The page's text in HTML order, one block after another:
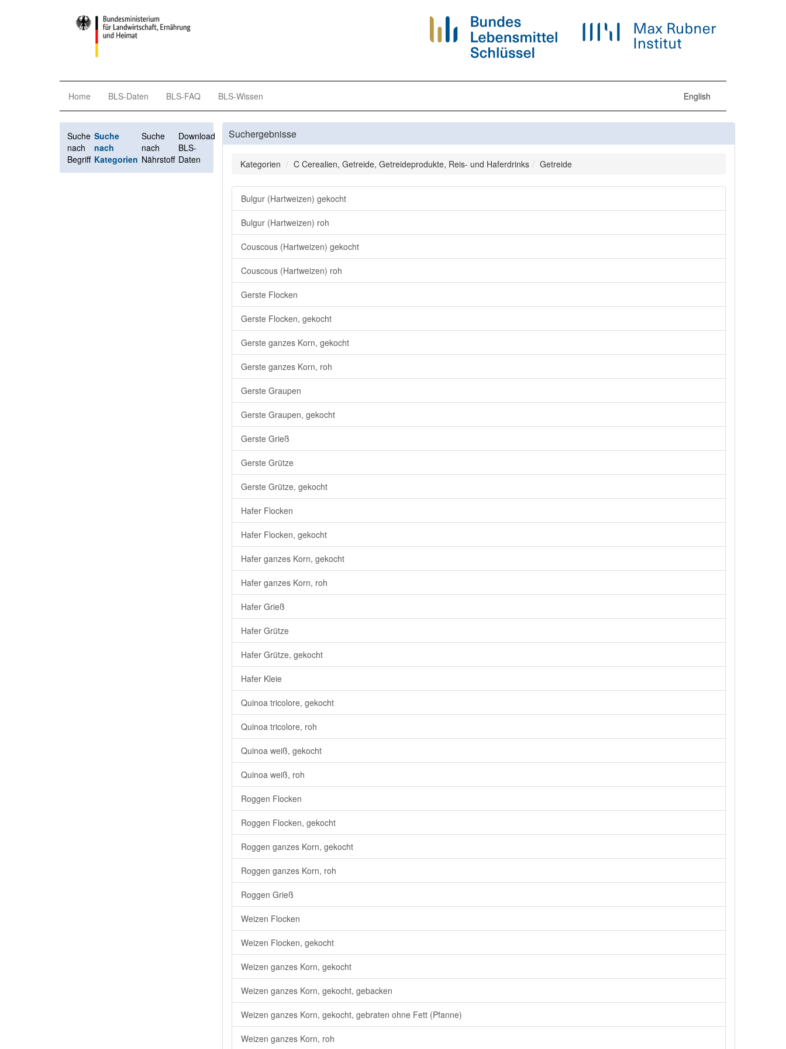
Home BLS-Daten BLS-FAQ BLS-Wissen English
Suche
nach
Begriff
Suche
nach
Kategorien
Suche
nach
Nährstoff
Download
BLS-
Daten
Suchergebnisse
Kategorien C Cerealien, Getreide, Getreideprodukte, Reis- und Haferdrinks Getreide
Bulgur (Hartweizen) gekocht
Bulgur (Hartweizen) roh
Couscous (Hartweizen) gekocht
Couscous (Hartweizen) roh
Gerste Flocken
Gerste Flocken, gekocht
Gerste ganzes Korn, gekocht
Gerste ganzes Korn, roh
Gerste Graupen
Gerste Graupen, gekocht
Gerste Grieß
Gerste Grütze
Gerste Grütze, gekocht
Hafer Flocken
Hafer Flocken, gekocht
Hafer ganzes Korn, gekocht
Hafer ganzes Korn, roh
Hafer Grieß
Hafer Grütze
Hafer Grütze, gekocht
Hafer Kleie
Quinoa tricolore, gekocht
Quinoa tricolore, roh
Quinoa weiß, gekocht
Quinoa weiß, roh
Roggen Flocken
Roggen Flocken, gekocht
Roggen ganzes Korn, gekocht
Roggen ganzes Korn, roh
Roggen Grieß
Weizen Flocken
Weizen Flocken, gekocht
Weizen ganzes Korn, gekocht
Weizen ganzes Korn, gekocht, gebacken
Weizen ganzes Korn, gekocht, gebraten ohne Fett (Pfanne)
Weizen ganzes Korn, roh